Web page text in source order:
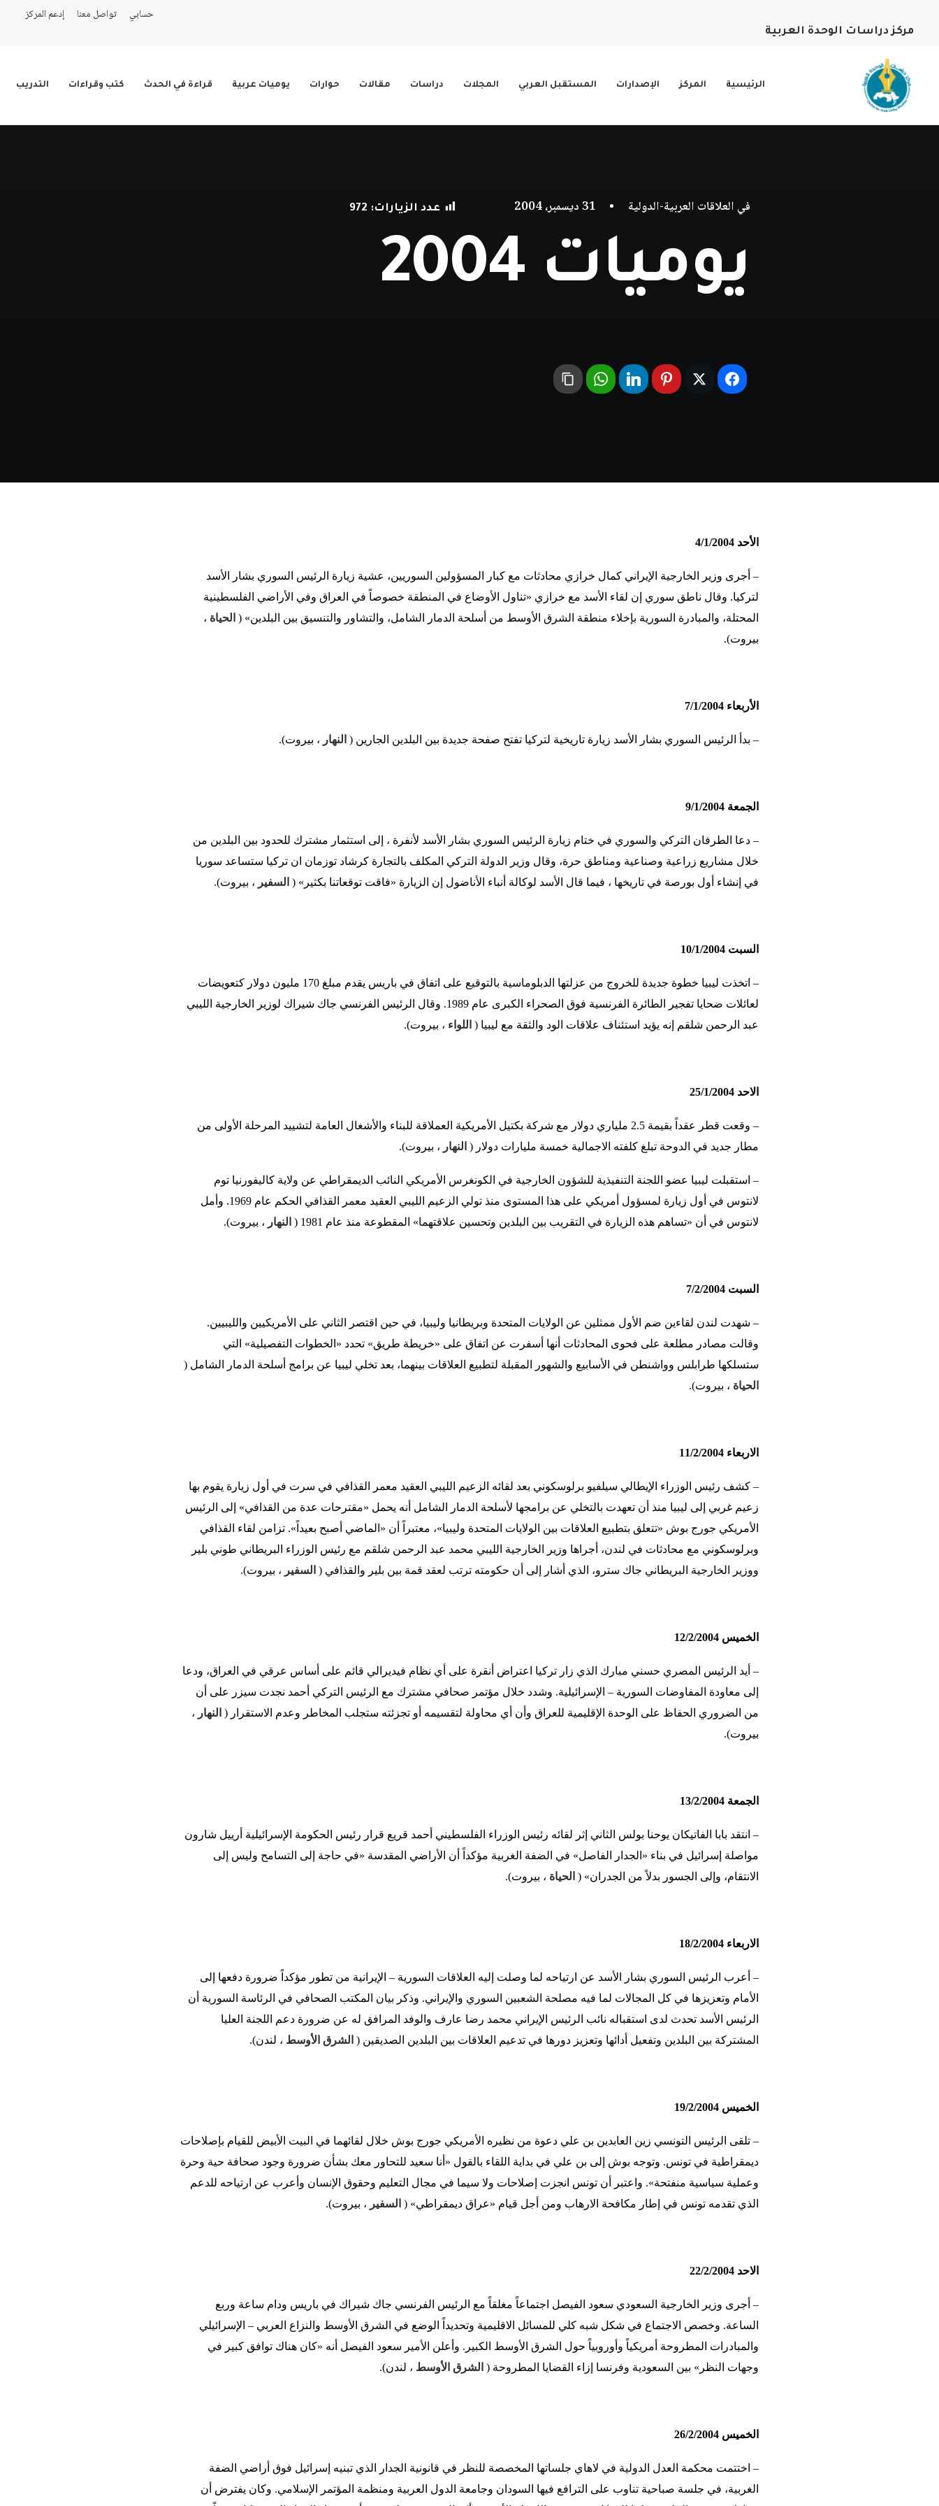
مركز دراسات الوحدة العربية
حسابي تواصل معنا إدعم المركز
الرئيسية المركز الإصدارات المستقبل العربي المجلات دراسات مقالات حوارات يوميات عربية قراءة في الحدث كتب وقراءات التدريب
في العلاقات العربية-الدولية • 31 ديسمبر، 2004 عدد الزيارات: 972
يوميات 2004
الأحد 4/1/2004
– أجرى وزير الخارجية الإيراني كمال خرازي محادثات مع كبار المسؤولين السوريين، عشية زيارة الرئيس السوري بشار الأسد
لتركيا. وقال ناطق سوري إن لقاء الأسد مع خرازي «تناول الأوضاع في المنطقة خصوصاً في العراق وفي الأراضي الفلسطينية
المحتلة، والمبادرة السورية بإخلاء منطقة الشرق الأوسط من أسلحة الدمار الشامل، والتشاور والتنسيق بين البلدين» ( الحياة ،
بيروت).
الأربعاء 7/1/2004
– بدأ الرئيس السوري بشار الأسد زيارة تاريخية لتركيا تفتح صفحة جديدة بين البلدين الجارين ( النهار ، بيروت).
الجمعة 9/1/2004
– دعا الطرفان التركي والسوري في ختام زيارة الرئيس السوري بشار الأسد لأنفرة ، إلى استثمار مشترك للحدود بين البلدين من
خلال مشاريع زراعية وصناعية ومناطق حرة، وقال وزير الدولة التركي المكلف بالتجارة كرشاد توزمان ان تركيا ستساعد سوريا
في إنشاء أول بورصة في تاريخها ، فيما قال الأسد لوكالة أنباء الأناضول إن الزيارة «فاقت توقعاتنا بكثير» ( السفير ، بيروت).
السبت 10/1/2004
– اتخذت ليبيا خطوة جديدة للخروج من عزلتها الدبلوماسية بالتوقيع على اتفاق في باريس يقدم مبلغ 170 مليون دولار كتعويضات
لعائلات ضحايا تفجير الطائرة الفرنسية فوق الصحراء الكبرى عام 1989. وقال الرئيس الفرنسي جاك شيراك لوزير الخارجية الليبي
عبد الرحمن شلقم إنه يؤيد استئناف علاقات الود والثقة مع ليبيا ( اللواء ، بيروت).
الاحد 25/1/2004
– وقعت قطر عقداً بقيمة 2.5 ملياري دولار مع شركة بكتيل الأمريكية العملاقة للبناء والأشغال العامة لتشييد المرحلة الأولى من
مطار جديد في الدوحة تبلغ كلفته الاجمالية خمسة مليارات دولار ( النهار ، بيروت).
– استقبلت ليبيا عضو اللجنة التنفيذية للشؤون الخارجية في الكونغرس الأمريكي النائب الديمقراطي عن ولاية كاليفورنيا توم
لانتوس في أول زيارة لمسؤول أمريكي على هذا المستوى منذ تولي الزعيم الليبي العقيد معمر القذافي الحكم عام 1969. وأمل
لانتوس في أن «تساهم هذه الزيارة في التقريب بين البلدين وتحسين علاقتهما» المقطوعة منذ عام 1981 (
النهار ، بيروت).
السبت 7/2/2004
– شهدت لندن لقاءين ضم الأول ممثلين عن الولايات المتحدة وبريطانيا وليبيا، في حين اقتصر الثاني على الأمريكيين والليبيين.
وقالت مصادر مطلعة على فحوى المحادثات أنها أسفرت عن اتفاق على «خريطة طريق» تحدد «الخطوات التفصيلية» التي
ستسلكها طرابلس وواشنطن في الأسابيع والشهور المقبلة لتطبيع العلاقات بينهما، بعد تخلي ليبيا عن برامج أسلحة الدمار الشامل (
الحياة ، بيروت).
الاربعاء 11/2/2004
– كشف رئيس الوزراء الإيطالي سيلفيو برلوسكوني بعد لقائه الزعيم الليبي العقيد معمر القذافي في سرت في أول زيارة يقوم بها
زعيم غربي إلى ليبيا منذ أن تعهدت بالتخلي عن برامجها لأسلحة الدمار الشامل أنه يحمل «مقترحات عدة من القذافي» إلى الرئيس
الأمريكي جورج بوش «تتعلق بتطبيع العلاقات بين الولايات المتحدة وليبيا»، معتبراً أن «الماضي أصبح بعيداً». تزامن لقاء القذافي
وبرلوسكوني مع محادثات في لندن، أجراها وزير الخارجية الليبي محمد عبد الرحمن شلقم مع رئيس الوزراء البريطاني طوني بلير
ووزير الخارجية البريطاني جاك سترو، الذي أشار إلى أن حكومته ترتب لعقد قمة بين بلير والقذافي ( السفير ، بيروت).
الخميس 12/2/2004
– أيد الرئيس المصري حسني مبارك الذي زار تركيا اعتراض أنقرة على أي نظام فيديرالي قائم على أساس عرقي في العراق، ودعا
إلى معاودة المفاوضات السورية – الإسرائيلية. وشدد خلال مؤتمر صحافي مشترك مع الرئيس التركي أحمد نجدت سيزر على أن
من الضروري الحفاظ على الوحدة الإقليمية للعراق وأن أي محاولة لتقسيمه أو تجزئته ستجلب المخاطر وعدم الاستقرار ( النهار ،
بيروت).
الجمعة 13/2/2004
– انتقد بابا الفاتيكان يوحنا بولس الثاني إثر لقائه رئيس الوزراء الفلسطيني أحمد قريع قرار رئيس الحكومة الإسرائيلية أرييل شارون
مواصلة إسرائيل في بناء «الجدار الفاصل» في الضفة الغربية مؤكداً أن الأراضي المقدسة «في حاجة إلى التسامح وليس إلى
الانتقام، وإلى الجسور بدلاً من الجدران» ( الحياة ، بيروت).
الاربعاء 18/2/2004
– أعرب الرئيس السوري بشار الأسد عن ارتياحه لما وصلت إليه العلاقات السورية – الإيرانية من تطور مؤكداً ضرورة دفعها إلى
الأمام وتعزيزها في كل المجالات لما فيه مصلحة الشعبين السوري والإيراني. وذكر بيان المكتب الصحافي في الرئاسة السورية أن
الرئيس الأسد تحدث لدى استقباله نائب الرئيس الإيراني محمد رضا عارف والوفد المرافق له عن ضرورة دعم اللجنة العليا
المشتركة بين البلدين وتفعيل أدائها وتعزيز دورها في تدعيم العلاقات بين البلدين الصديقين ( الشرق الأوسط ، لندن).
الخميس 19/2/2004
– تلقى الرئيس التونسي زين العابدين بن علي دعوة من نظيره الأمريكي جورج بوش خلال لقائهما في البيت الأبيض للقيام بإصلاحات
ديمقراطية في تونس. وتوجه بوش إلى بن علي في بداية اللقاء بالقول «أنا سعيد للتحاور معك بشأن ضرورة وجود صحافة حية وحرة
وعملية سياسية منفتحة». واعتبر أن تونس انجزت إصلاحات ولا سيما في مجال التعليم وحقوق الإنسان وأعرب عن ارتياحه للدعم
الذي تقدمه تونس في إطار مكافحة الارهاب ومن أجل قيام «عراق ديمقراطي» ( السفير ، بيروت).
الاحد 22/2/2004
– أجرى وزير الخارجية السعودي سعود الفيصل اجتماعاً مغلقاً مع الرئيس الفرنسي جاك شيراك في باريس ودام ساعة وربع
الساعة. وخصص الاجتماع في شكل شبه كلي للمسائل الاقليمية وتحديداً الوضع في الشرق الأوسط والنزاع العربي – الإسرائيلي
والمبادرات المطروحة أمريكياً وأوروبياً حول الشرق الأوسط الكبير. وأعلن الأمير سعود الفيصل أنه «كان هناك توافق كبير في
وجهات النظر» بين السعودية وفرنسا إزاء القضايا المطروحة ( الشرق الأوسط ، لندن).
الخميس 26/2/2004
– اختتمت محكمة العدل الدولية في لاهاي جلساتها المخصصة للنظر في قانونية الجدار الذي تبنيه إسرائيل فوق أراضي الضفة
الغربية، في جلسة صباحية تناوب على الترافع فيها السودان وجامعة الدول العربية ومنظمة المؤتمر الإسلامي. وكان يفترض أن